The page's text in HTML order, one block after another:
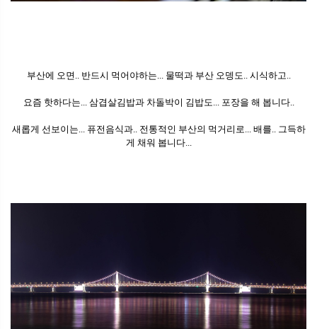
부산에 오면.. 반드시 먹어야하는... 물떡과 부산 오뎅도.. 시식하고..
요즘 핫하다는... 삼겹살김밥과 차돌박이 김밥도... 포장을 해 봅니다..
새롭게 선보이는... 퓨전음식과.. 전통적인 부산의 먹거리로... 배를.. 그득하
게 채워 봅니다...